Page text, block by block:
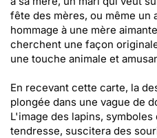
fête des mères, ou même un
hommage à une mère
cherchent une façon
une touche animale et
En recevant cette carte, la
plongée dans une vague de
L'image des lapins,
tendresse, suscitera des